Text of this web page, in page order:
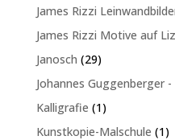
James Rizzi
James Rizzi Motive auf
Janosch 2929
Produkte
Johannes Guggenberger
Kalligrafie 11
Produkt
Kunstkopie-Malschule 11